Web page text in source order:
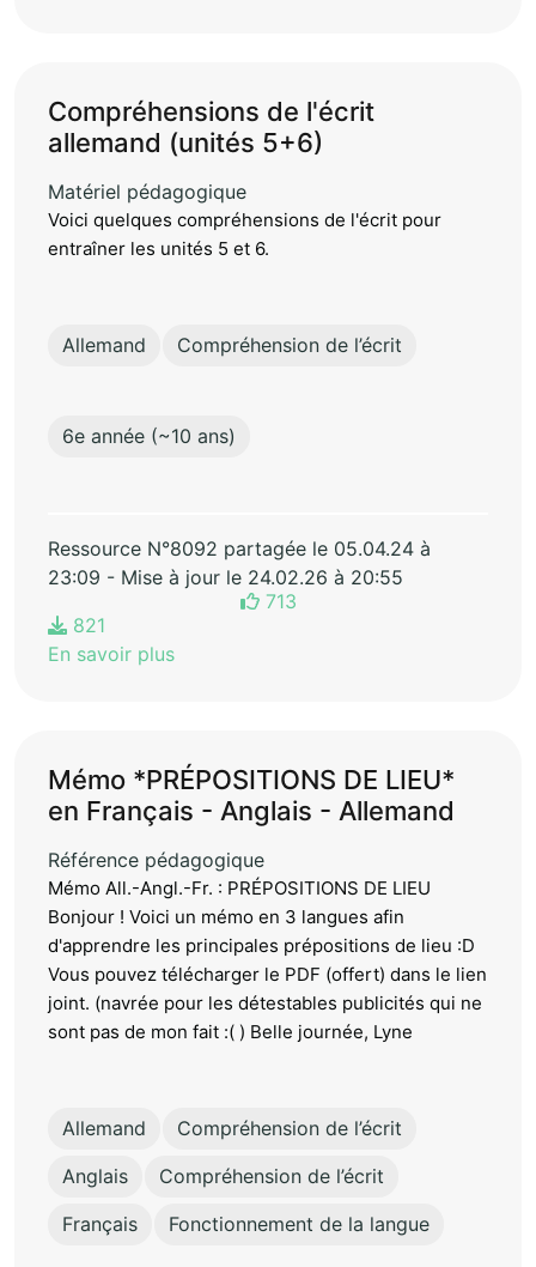
Compréhensions de l'écrit
allemand (unités 5+6)
Matériel pédagogique
Voici quelques compréhensions de l'écrit pour
entraîner les unités 5 et 6.
Allemand Compréhension de l’écrit
6e année (~10 ans)
Ressource N°8092 partagée le 05.04.24 à
23:09 - Mise à jour le 24.02.26 à 20:55
713
821
En savoir plus
Mémo *PRÉPOSITIONS DE LIEU*
en Français - Anglais - Allemand
Référence pédagogique
Mémo All.-Angl.-Fr. : PRÉPOSITIONS DE LIEU
Bonjour ! Voici un mémo en 3 langues afin
d'apprendre les principales prépositions de lieu :D
Vous pouvez télécharger le PDF (offert) dans le lien
joint. (navrée pour les détestables publicités qui ne
sont pas de mon fait :( ) Belle journée, Lyne
Allemand
Compréhension de l’écrit
Anglais
Compréhension de l’écrit
Français
Fonctionnement de la langue